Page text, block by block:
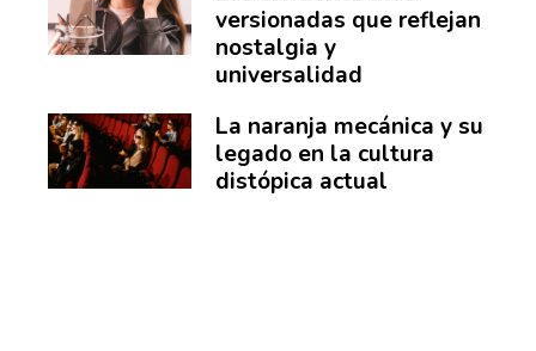
versionadas que reflejan
nostalgia y
universalidad
La naranja mecánica y su
legado en la cultura
distópica actual